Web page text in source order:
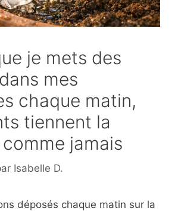
je mets des
mes
chaque matin,
tiennent la
jamais
Isabelle D.
déposés chaque matin sur la